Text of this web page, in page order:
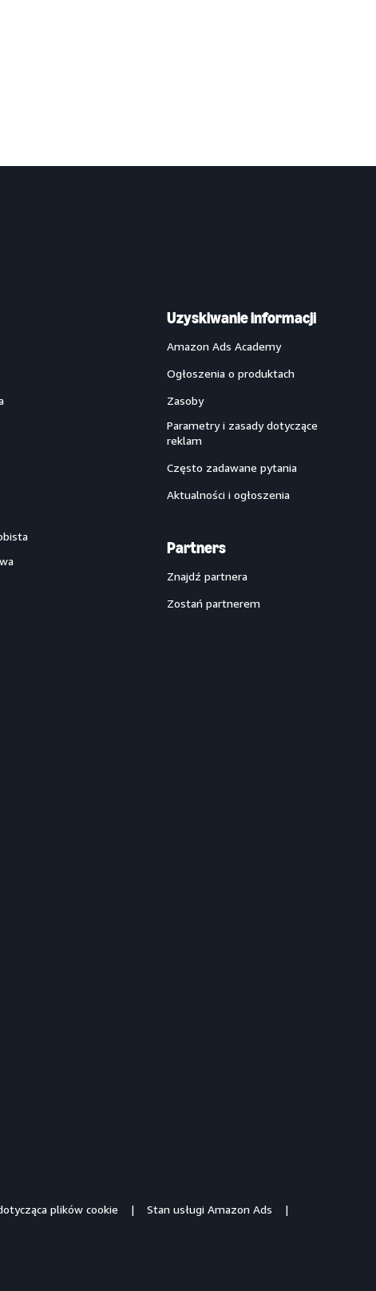
Uzyskiwanie informacji
Amazon Ads Academy
Ogłoszenia o produktach
Zasoby
Parametry i zasady dotyczące
reklam
Często zadawane pytania
Aktualności i ogłoszenia
Partners
Znajdź partnera
Zostań partnerem
plików cookie Stan usługi Amazon Ads